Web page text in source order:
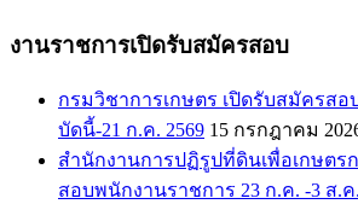
งานราชการเปิดรับสมัครสอบ
กรมวิชาการเกษตร เปิดรับสมัครส
บัดนี้-21 ก.ค. 2569 15 กรกฎาคม
สำนักงานการปฏิรูปที่ดินเพื่อเกษตร
สอบพนักงานราชการ 23 ก.ค. -3 ส.ค